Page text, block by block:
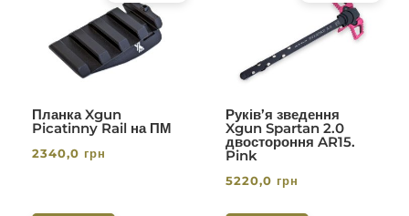
Планка Xgun
Picatinny Rail на ПМ
Оцінено в
5.00
з 5
2340,0 грн
Руків’я зведення
Xgun Spartan 2.0
двостороння AR15.
Pink
Оцінено в
з 5
5220,0 грн